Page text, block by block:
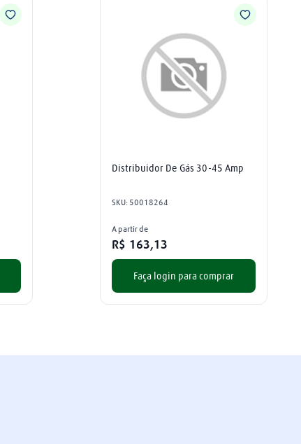
Distribuidor De Gás 30-45 Amp
SKU: 50018264
A partir de
R$ 163,13
Faça login para comprar